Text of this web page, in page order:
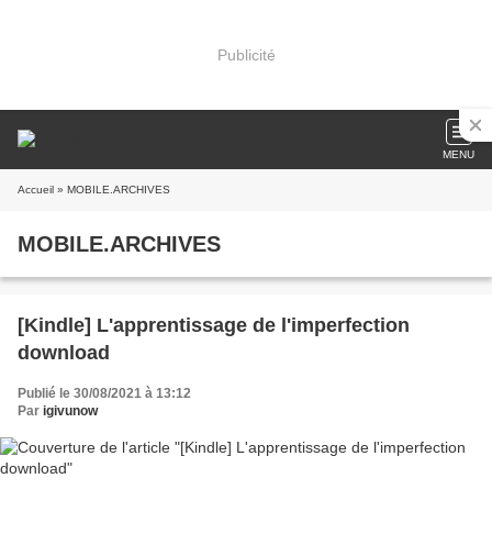
Publicité
MENU
Accueil » MOBILE.ARCHIVES
MOBILE.ARCHIVES
[Kindle] L'apprentissage de l'imperfection
download
Publié le 30/08/2021 à 13:12
Par igivunow